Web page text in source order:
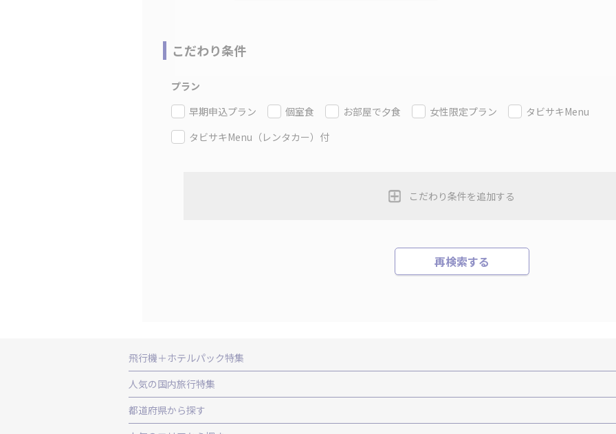
こだわり条件
プラン
早期申込プラン
個室食 お部屋で夕食 女性限定プラン
タビサキMenu
タビサキMenu（レンタカー）付
こだわり条件を追加する
再検索する
飛行機＋ホテルパック特集
赤い風船ダイナミックパッケージ（飛行機+ホテルパック）
ＡＮＡで行く飛行機+ホテルパック
出張パック
人気の国内旅行特集
東京ディズニーリゾート®への旅
都道府県から探す